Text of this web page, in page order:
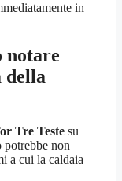
in
notare
della
Tre Teste su
non
a cui la caldaia